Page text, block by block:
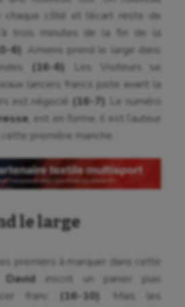
côté et l’écart reste de
trois minutes de la fin de la
6) . Amiens prend le large dans
(16-6) . Les Visiteurs se
lancers francs juste avant la
est négocié (16-7) . Le numéro
, est en forme, il est l’auteur
première manche.
le large
premiers à marquer dans cette
David inscrit un panier puis
franc (16-10) . Mais les